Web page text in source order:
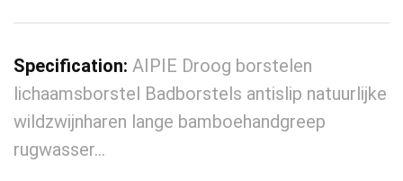
Specification: AIPIE Droog borstelen
lichaamsborstel Badborstels antislip natuurlijke
wildzwijnharen lange bamboehandgreep
rugwasser…